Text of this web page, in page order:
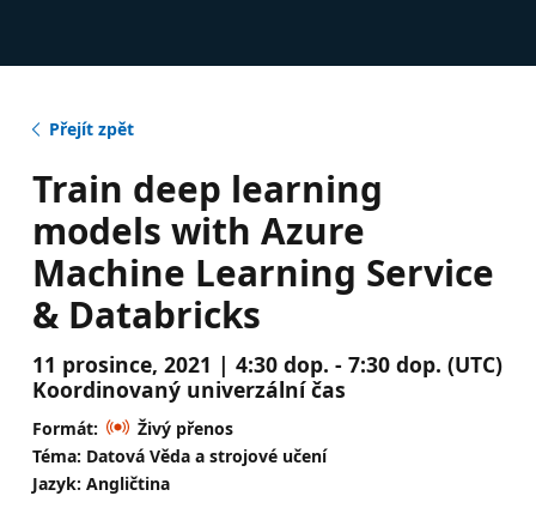
Přejít zpět
Train deep learning
models with Azure
Machine Learning Service
& Databricks
11 prosince, 2021 | 4:30 dop. - 7:30 dop. (UTC)
Koordinovaný univerzální čas
Formát:
Živý přenos
Téma: Datová Věda a strojové učení
Jazyk: Angličtina